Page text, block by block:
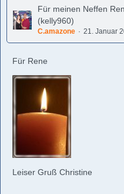
Für meinen Neffen
(kelly960)
C.amazone 21. Januar
Für Rene
Leiser Gruß Christine